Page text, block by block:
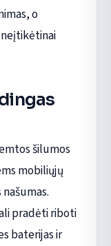
o
šilumos
mobiliųjų
pradėti riboti
baterijas ir